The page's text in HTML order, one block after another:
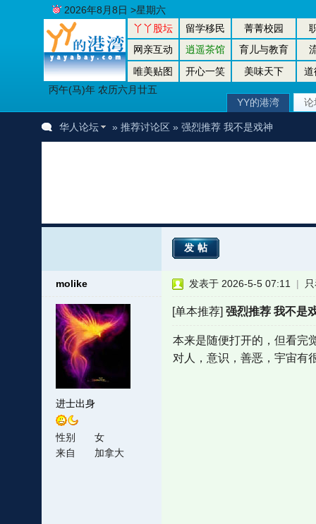
丫丫股坛 留学移民 菁菁校园
网亲互动
逍遥茶馆 育儿与教育
唯美贴图
开心一笑 美味天下
道
丙午(马)年 农历六月廿五
2026年8月8日 >星期六
YY的港湾 论
华人论坛 » 推荐讨论区» 强烈推荐 我不是戏神
发帖
molike
进士出身
性别
女
来自
加拿大
发表于 2026-5-5 07:11 |
[单本推荐]强烈推荐 我不是
本来是随便打开的，但看完
对人，意识，善恶，宇宙有